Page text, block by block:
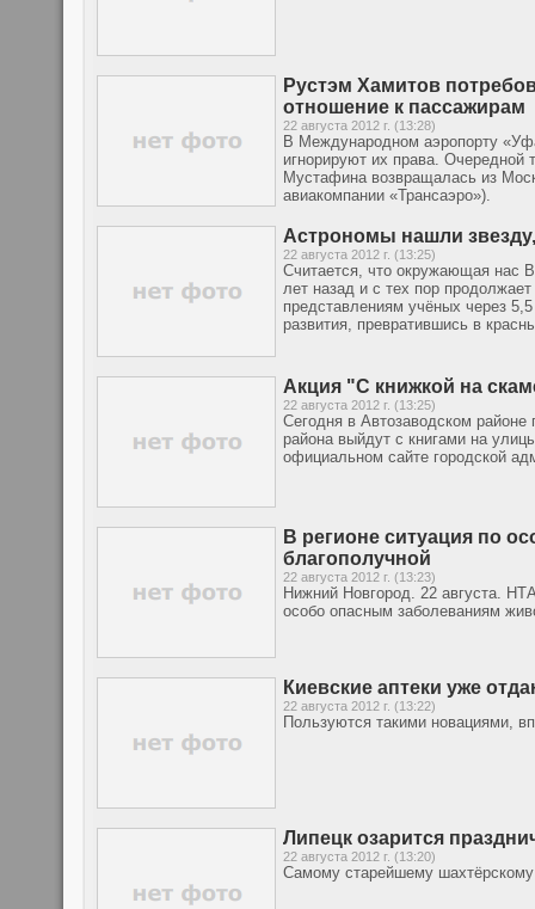
Рустэм Хамитов
отношение к пассажирам
22 августа 2012 г. (13:28)
В Международном аэропорту
игнорируют их права. Очередной
Мустафина возвращалась из
авиакомпании «Трансаэро»).
Астрономы нашли
22 августа 2012 г. (13:25)
Считается, что окружающая нас
лет назад и с тех пор
представлениям учёных через
развития, превратившись в
Акция "С книжкой на
22 августа 2012 г. (13:25)
Сегодня в Автозаводском районе
района выйдут с книгами на
официальном сайте городской
В регионе ситуация по
благополучной
22 августа 2012 г. (13:23)
Нижний Новгород. 22 августа.
особо опасным заболеваниям
Киевские аптеки уже
22 августа 2012 г. (13:22)
Пользуются такими новациями,
Липецк озарится
22 августа 2012 г. (13:20)
Самому старейшему шахтёрскому